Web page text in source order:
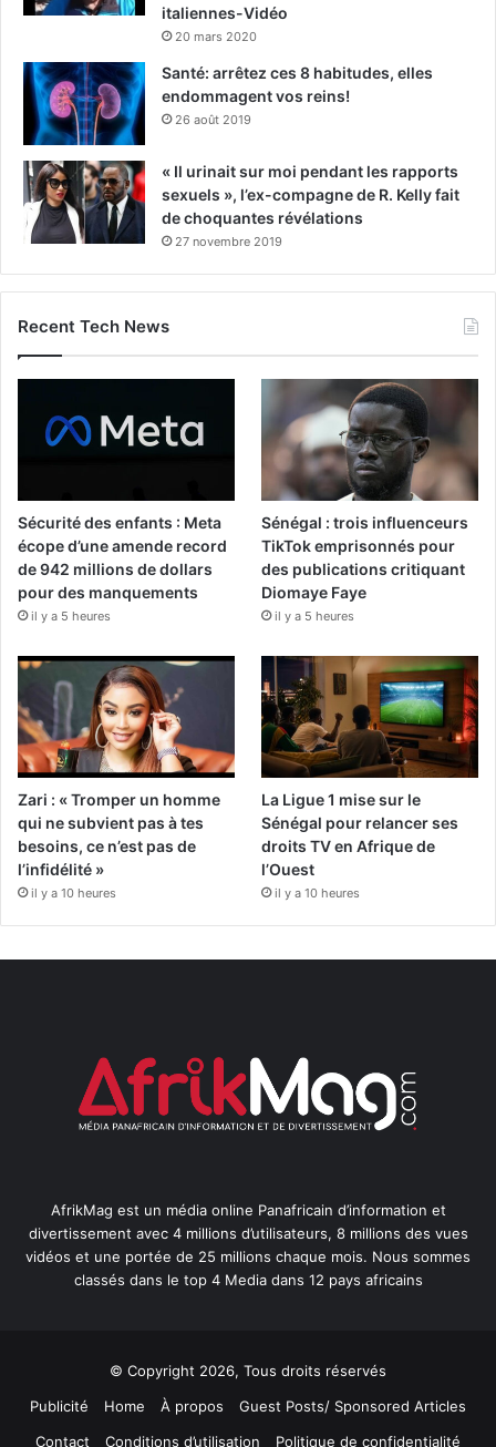
italiennes-Vidéo
20 mars 2020
Santé: arrêtez ces 8 habitudes, elles
endommagent vos reins!
26 août 2019
« Il urinait sur moi pendant les rapports
sexuels », l’ex-compagne de R. Kelly fait
de choquantes révélations
27 novembre 2019
Recent Tech News
Sécurité des enfants : Meta
écope d’une amende record
de 942 millions de dollars
pour des manquements
il y a 5 heures
Sénégal : trois influenceurs
TikTok emprisonnés pour
des publications critiquant
Diomaye Faye
il y a 5 heures
Zari : « Tromper un homme
qui ne subvient pas à tes
besoins, ce n’est pas de
l’infidélité »
il y a 10 heures
La Ligue 1 mise sur le
Sénégal pour relancer ses
droits TV en Afrique de
l’Ouest
il y a 10 heures
AfrikMag est un média online Panafricain d’information et
divertissement avec 4 millions d’utilisateurs, 8 millions des vues
vidéos et une portée de 25 millions chaque mois. Nous sommes
classés dans le top 4 Media dans 12 pays africains
© Copyright 2026, Tous droits réservés
Publicité
Home À propos
Guest Posts/ Sponsored Articles
Contact
Conditions d’utilisation Politique de confidentialité